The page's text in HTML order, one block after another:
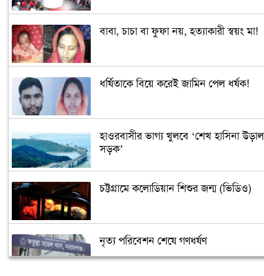
বাবা, চাচা বা ফুফা নয়, হত্যাকারী স্বয়ং মা!
ধর্ষিতাকে বিয়ে করেই জামিন পেল ধর্ষক!
হাওরবাসীর ভাগ্য খুলবে ‘শেখ হাসিনা উড়াল
সড়ক’
চট্টগ্রামে কলোডিয়ান শিশুর জন্ম (ভিডিও)
নৃত্য পরিবেশন শেষে গণধর্ষণ